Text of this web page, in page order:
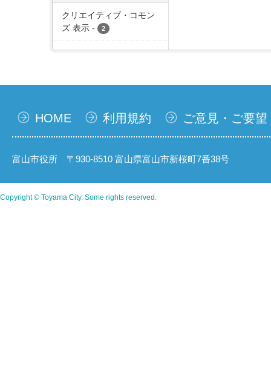
クリエイティブ・コモン
ズ 表示 - 2
HOME 利用規約 ご意見・ご要望
富山市役所 〒930-8510 富山県富山市新桜町7番38号
Copyright © Toyama City. Some rights reserved.